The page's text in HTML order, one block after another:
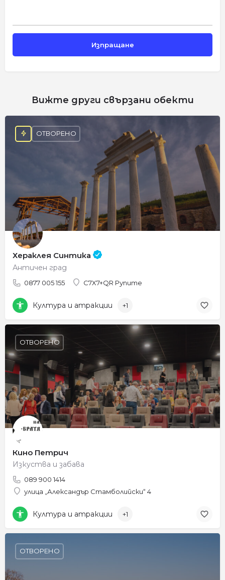
Вижте други свързани обекти
Хераклея Синтика
Античен град
0877 005 155 C7X7+QR Рупите
ОТВОРЕНО
Култура и атракции +1
Кино Петрич
Изкуства и забава
089 900 1414
улица „Александър Стамболийски“ 4
ОТВОРЕНО
Култура и атракции +1
ОТВОРЕНО